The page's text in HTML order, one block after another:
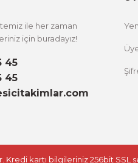
ile her zaman
için buradayız!
45
45
Kredi kartı bilgileriniz 256bit SSL